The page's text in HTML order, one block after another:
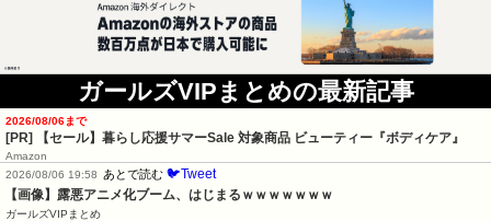
ガールズVIPまとめの最新記事
2026/08/06まで
[PR] 【セール】暮らし応援サマーSale 対象商品 ビューティー『ボディケア』
Amazon
2026/08/06 19:58
あとで読む 🐦Tweet
【画像】露悪アニメ化ブーム、はじまるｗｗｗｗｗｗｗ
ガールズVIPまとめ